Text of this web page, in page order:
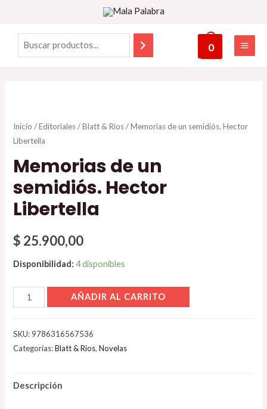
0
Inicio /Editoriales/Blatt & Rios/ Memorias de un semidiós. Hector
Libertella
Memorias de un
semidiós. Hector
Libertella
$ 25.900,00
Disponibilidad: 4 disponibles
AÑADIR AL CARRITO
SKU:9786316567536
Categorías:Blatt & Rios,Novelas
Descripción